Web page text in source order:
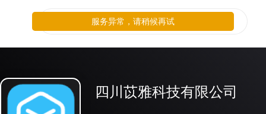
四川苡雅科技有限公司
服务异常，请稍候再试